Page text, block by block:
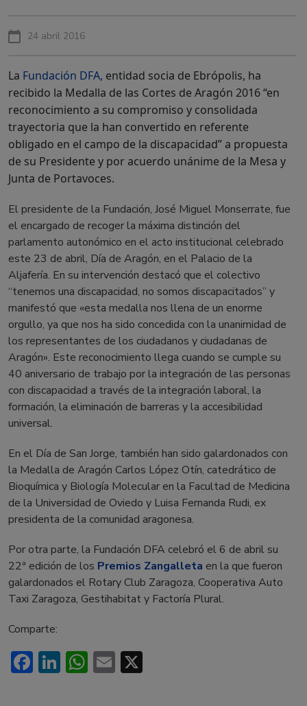
24 abril 2016
La Fundación DFA, entidad socia de Ebrópolis, ha
recibido la Medalla de las Cortes de Aragón 2016“en
reconocimiento a su compromiso y consolidada
trayectoria que la han convertido en referente
obligado en el campo de la discapacidad” a propuesta
de su Presidente y por acuerdo unánime de la Mesa y
Junta de Portavoces.
El presidente de la Fundación, José Miguel Monserrate, fue
el encargado de recoger la máxima distinción del
parlamento autonómico en el acto institucional celebrado
este 23 de abril, Día de Aragón, en el Palacio de la
Aljafería. En su intervención destacó que el colectivo
“tenemos una discapacidad, no somos discapacitados” y
manifestó que «esta medalla nos llena de un enorme
orgullo, ya que nos ha sido concedida con la unanimidad de
los representantes de los ciudadanos y ciudadanas de
Aragón». Este reconocimiento llega cuando se cumple su
40 aniversario de trabajo por la integración de las personas
con discapacidad a través de la integración laboral, la
formación, la eliminación de barreras y la accesibilidad
universal.
En el Día de San Jorge, también han sido galardonados con
la Medalla de Aragón Carlos López Otín, catedrático de
Bioquímica y Biología Molecular en la Facultad de Medicina
de la Universidad de Oviedo y Luisa Fernanda Rudi, ex
presidenta de la comunidad aragonesa.
Por otra parte, la Fundación DFA celebró el 6 de abril su
22ª edición de los Premios Zangalleta en la que fueron
galardonados el Rotary Club Zaragoza, Cooperativa Auto
Taxi Zaragoza, Gestihabitat y Factoría Plural.
Comparte:
Facebook
LinkedIn
WhatsApp
Email